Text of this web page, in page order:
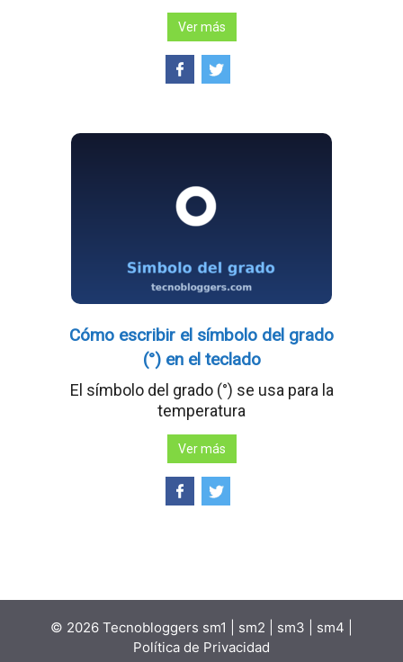
Ver más
Cómo escribir el símbolo del grado
(°) en el teclado
El símbolo del grado (°) se usa para la
temperatura
Ver más
© 2026 Tecnobloggers sm1 sm2 sm3 sm4
Política de Privacidad